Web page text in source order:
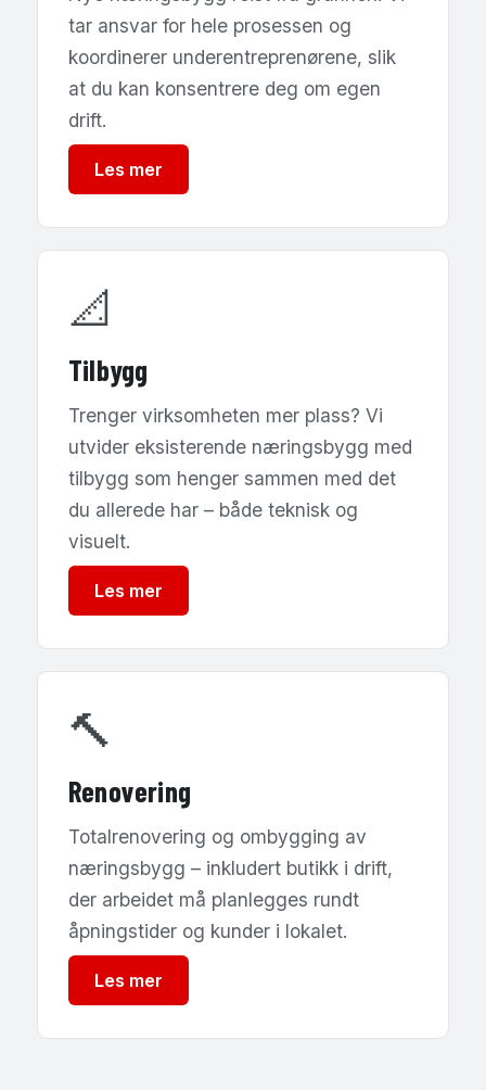
tar ansvar for hele prosessen og
koordinerer underentreprenørene, slik
at du kan konsentrere deg om egen
drift.
Les mer
📐
Tilbygg
Trenger virksomheten mer plass? Vi
utvider eksisterende næringsbygg med
tilbygg som henger sammen med det
du allerede har – både teknisk og
visuelt.
Les mer
🔨
Renovering
Totalrenovering og ombygging av
næringsbygg – inkludert butikk i drift,
der arbeidet må planlegges rundt
åpningstider og kunder i lokalet.
Les mer